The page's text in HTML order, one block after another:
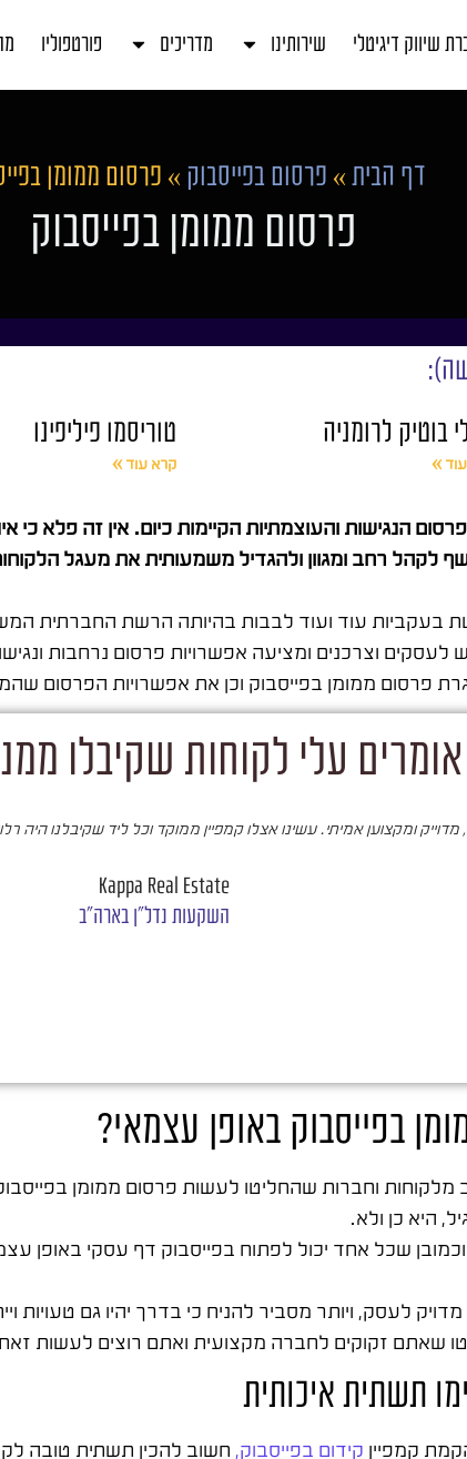
שיווק דיגיטלי שירותינו מדריכים פורטפוליו
דף הבית » פרסום בפייסבוק » פרסום ממומן
פרסום ממומן בפייסבוק
בוטיק לרומניה
»
טוריסמו פיליפינו
קרא עוד »
הנגישות והעוצמתיות הקיימות כיום. אין זה פלא כי
לקהל רחב ומגוון ולהגדיל משמעותית את מעגל
בעקביות עוד ועוד לבבות בהיותה הרשת החברתית
לעסקים וצרכנים ומציעה אפשרויות פרסום נרחבות
פרסום ממומן בפייסבוק וכן את אפשרויות הפרסום
עלי לקוחות שקיבלו
ומקצוען אמיתי. עשינו אצלו קמפיין ממוקד וכל ליד שקיבלנו היה
Kappa Real Estate
השקעות נדל"ן בארה"ב
בפייסבוק באופן עצמאי?
וחברות שהחליטו לעשות פרסום ממומן
היא כן ולא.
שכל אחד יכול לפתוח בפייסבוק דף עסקי באופן
לעסק, ויותר מסביר להניח כי בדרך יהיו גם טעויות
זקוקים לחברה מקצועית ואתם רוצים לעשות זאת
תשתית איכותית
קמפיין קידום בפייסבוק, חשוב להכין תשתית טובה